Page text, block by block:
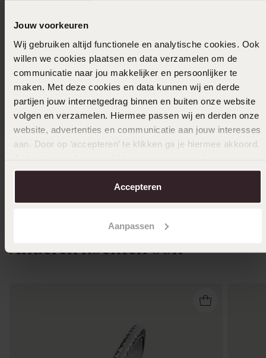
Jouw voorkeuren
Wij gebruiken altijd functionele en analytische cookies. Ook
willen we cookies plaatsen en data verzamelen om de
communicatie naar jou makkelijker en persoonlijker te
maken. Met deze cookies en data kunnen wij en derde
partijen jouw internetgedrag binnen en buiten onze website
volgen en verzamelen. Hiermee passen wij en derden onze
website, advertenties en communicatie aan jouw interesses
aan. Door op ‘accepteren’ te klikken ga je hiermee akkoord.
over in onscookiebeleid.
Accepteren
Aanpassen
Anderen kochten ook